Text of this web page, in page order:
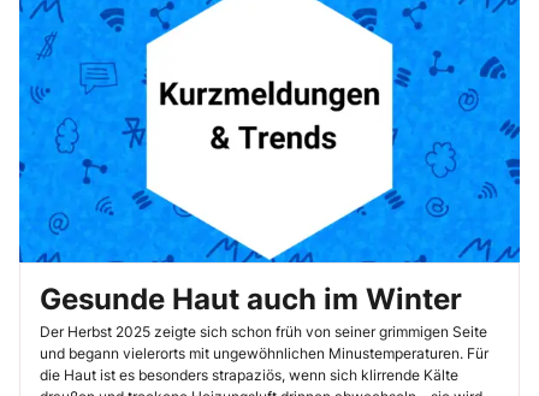
Gesunde Haut auch im Winter
Der Herbst 2025 zeigte sich schon früh von seiner grimmigen Seite
und begann vielerorts mit ungewöhnlichen Minustemperaturen. Für
die Haut ist es besonders strapaziös, wenn sich klirrende Kälte